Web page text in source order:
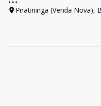
Piratininga (Venda Nova),